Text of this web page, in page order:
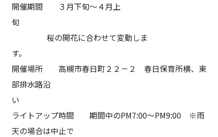
開催期間 ３月下旬～４月上
桜の開花に合わせて変動しま
開催場所 高槻市春日町２２－２ 春日保育所横、東
部排水路沿
ライトアップ時間 期間中のPM7:00～PM9:00 ※雨
天の場合は中止で